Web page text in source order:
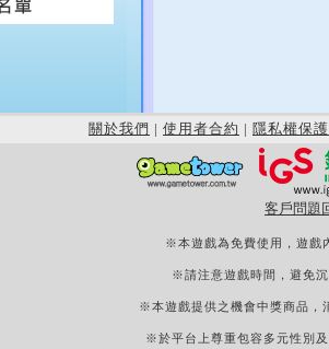
關於我們 | 使用者合約 | 隱私權保護
客戶問題
※本遊戲為免費使用，遊戲
※請注意遊戲時間，避免
※本遊戲提供之機會中獎商品，
※於平台上尊重包容多元性別